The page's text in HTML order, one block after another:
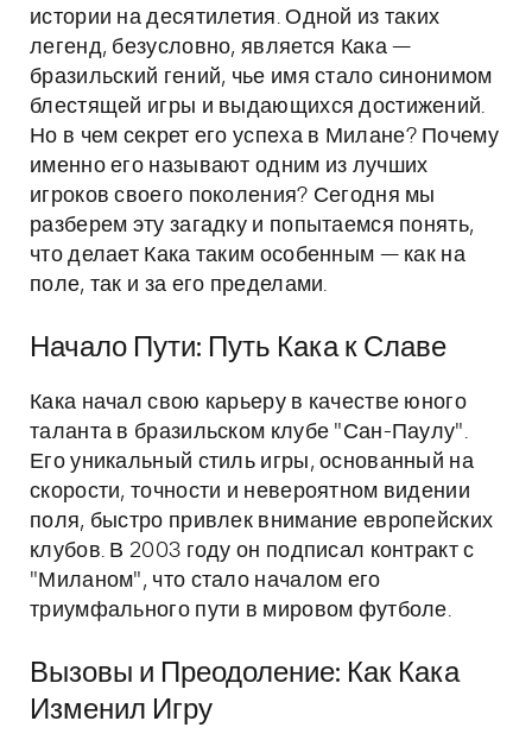
истории на десятилетия. Одной из таких
легенд, безусловно, является Кака —
бразильский гений, чье имя стало синонимом
блестящей игры и выдающихся достижений.
Но в чем секрет его успеха в Милане? Почему
именно его называют одним из лучших
игроков своего поколения? Сегодня мы
разберем эту загадку и попытаемся понять,
что делает Кака таким особенным — как на
поле, так и за его пределами.
Начало Пути: Путь Кака к Славе
Кака начал свою карьеру в качестве юного
таланта в бразильском клубе "Сан-Паулу".
Его уникальный стиль игры, основанный на
скорости, точности и невероятном видении
поля, быстро привлек внимание европейских
клубов. В 2003 году он подписал контракт с
"Миланом", что стало началом его
триумфального пути в мировом футболе.
Вызовы и Преодоление: Как Кака
Изменил Игру